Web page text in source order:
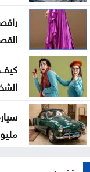
كيف